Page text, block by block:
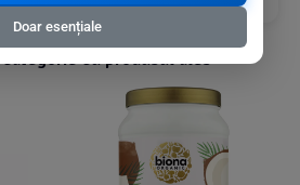
cu produsul ales
Doar esențiale